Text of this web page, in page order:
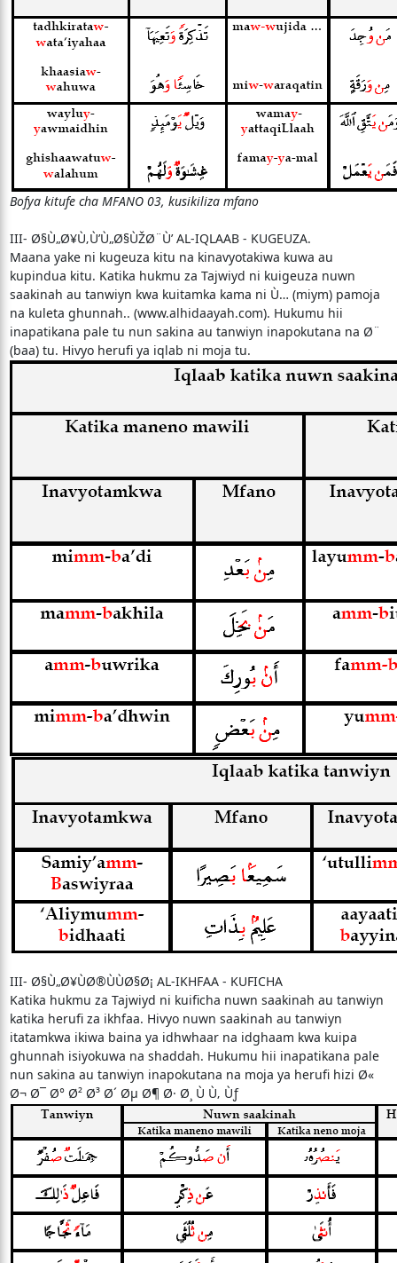
Bofya kitufe cha MFANO 03, kusikiliza mfano
III- Ø§Ù„Ø¥Ù‚Ù’Ù„Ø§ÙŽØ¨Ù’ AL-IQLAAB - KUGEUZA.
Maana yake ni kugeuza kitu na kinavyotakiwa kuwa au
kupindua kitu. Katika hukmu za Tajwiyd ni kuigeuza nuwn
saakinah au tanwiyn kwa kuitamka kama ni Ù… (miym) pamoja
na kuleta ghunnah.. (www.alhidaayah.com). Hukumu hii
inapatikana pale tu nun sakina au tanwiyn inapokutana na Ø¨
(baa) tu. Hivyo herufi ya iqlab ni moja tu.
III- Ø§Ù„Ø¥ÙØ®ÙÙØ§Ø¡ AL-IKHFAA - KUFICHA
Katika hukmu za Tajwiyd ni kuificha nuwn saakinah au tanwiyn
katika herufi za ikhfaa. Hivyo nuwn saakinah au tanwiyn
itatamkwa ikiwa baina ya idhwhaar na idghaam kwa kuipa
ghunnah isiyokuwa na shaddah. Hukumu hii inapatikana pale
nun sakina au tanwiyn inapokutana na moja ya herufi hizi Ø«
Ø¬ Ø¯ Ø° Ø² Ø³ Ø´ Øµ Ø¶ Ø· Ø¸ Ù Ù‚ Ùƒ